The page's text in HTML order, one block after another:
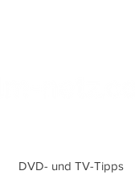
DVD- und TV-Tipps